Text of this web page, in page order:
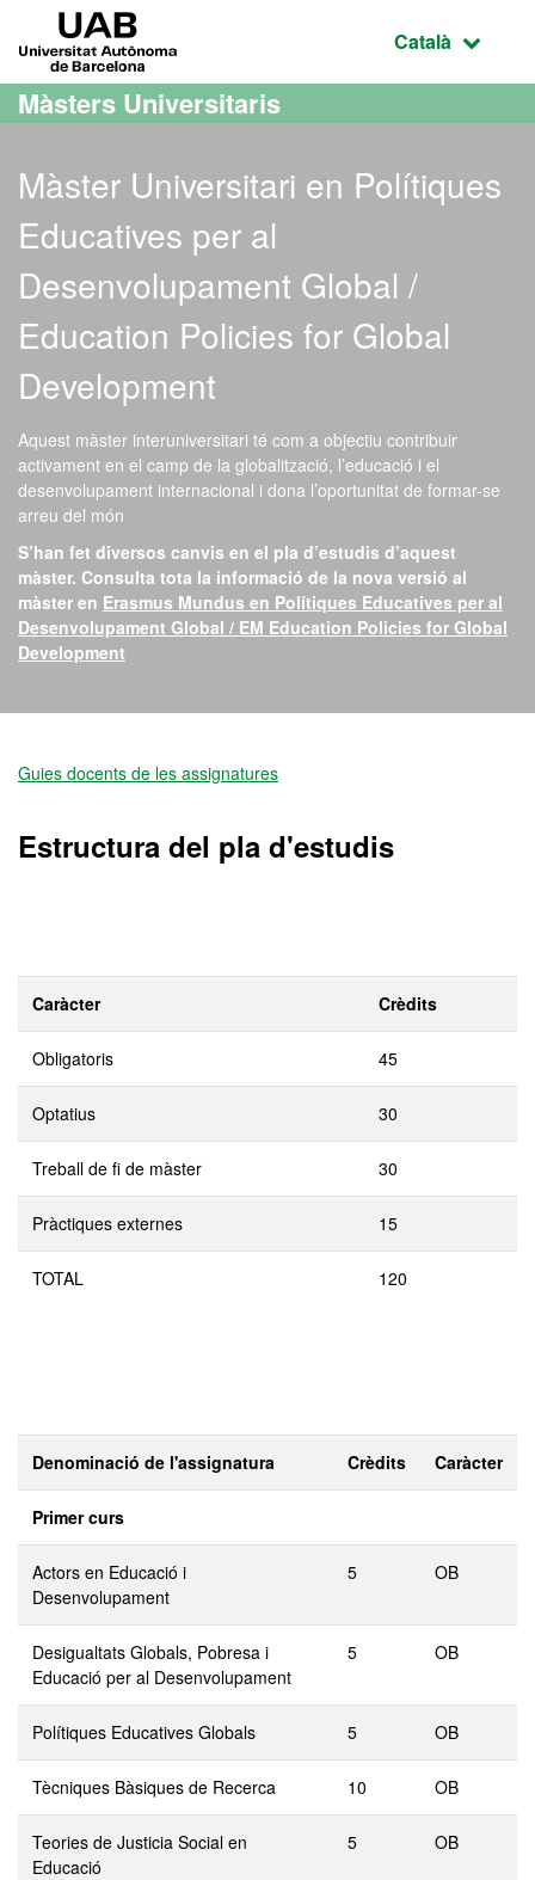
Ves al contingut principal
Ves a la navegació de la pàgina
Idioma
Català
Màsters Universitaris
Màster Universitari en Polítiques
Educatives per al
Desenvolupament Global /
Education Policies for Global
Development
Aquest màster interuniversitari té com a objectiu contribuir
activament en el camp de la globalització, l’educació i el
desenvolupament internacional i dona l’oportunitat de formar-se
arreu del món
S’han fet diversos canvis en el pla d’estudis d’aquest
màster. Consulta tota la informació de la nova versió al
màster en Erasmus Mundus en Polítiques Educatives per al
Desenvolupament Global / EM Education Policies for Global
Development
Màster Oficial -
Guies docents de les assignatures
Estructura del pla d'estudis
Caràcter Crèdits
Obligatoris 45
Optatius 30
Treball de fi de màster 30
Pràctiques externes 15
TOTAL 120
Denominació de l'assignatura Crèdits Caràcter
Primer curs
Actors en Educació i
Desenvolupament
5 OB
Desigualtats Globals, Pobresa i
Educació per al Desenvolupament
5 OB
Polítiques Educatives Globals 5 OB
Tècniques Bàsiques de Recerca 10 OB
Teories de Justicia Social en
Educació
5 OB